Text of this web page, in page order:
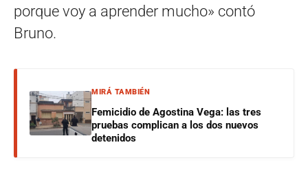
porque voy a aprender mucho» contó
Bruno.
MIRÁ TAMBIÉN
Femicidio de Agostina Vega: las tres
pruebas complican a los dos nuevos
detenidos